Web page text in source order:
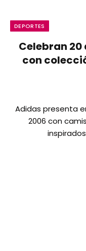
DEPORTES
Celebran 20
con
Adidas presenta
2006 con